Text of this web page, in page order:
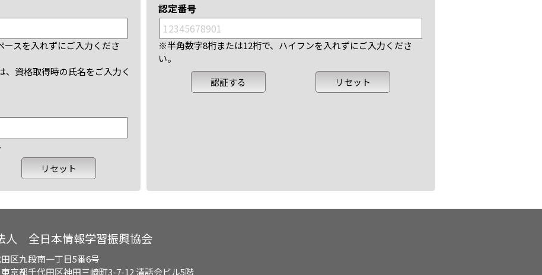
スを入れずにご入力くださ
資格取得時の氏名をご入力く
認定番号
※半角数字8桁または12桁で、ハイフンを入れずにご入力くださ
い。
人 全日本情報学習振興協会
区九段南一丁目5番6号
京都千代田区神田三崎町3-7-12 清話会ビル5階